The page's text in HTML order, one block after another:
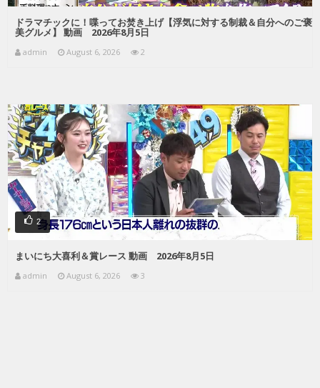
ドラマチックに！喋ってお焚き上げ【浮気に対する制裁＆自分へのご褒
美グルメ】 動画 2026年8月5日
admin August 6, 2026 2
2
まいにち大喜利＆賞レース 動画 2026年8月5日
admin August 6, 2026 3